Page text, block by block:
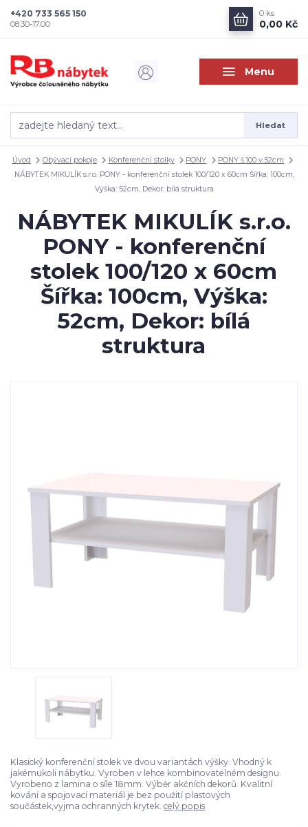
Menu
Hledat
+420 733 565 150
08.30-17.00
0 ks
0,00 Kč
Úvod Obývací pokoje Konferenční stolky PONY
PONY š.100 v.52cm
NÁBYTEK MIKULÍK s.r.o. PONY - konferenční stolek 100/120 x 60cm Šířka: 100cm,
Výška: 52cm, Dekor: bílá struktura
NÁBYTEK MIKULÍK s.r.o.
PONY - konferenční
stolek 100/120 x 60cm
Šířka: 100cm, Výška:
52cm, Dekor: bílá
struktura
Klasický konferenční stolek ve dvou variantách výšky. Vhodný k
jakémukoli nábytku. Vyroben v lehce kombinovatelném designu.
Vyrobeno z lamina o síle 18mm. Výběr akčních dekorů. Kvalitní
kování a spojovací materiál je bez použití plastových
součástek,vyjma ochranných krytek. celý popis